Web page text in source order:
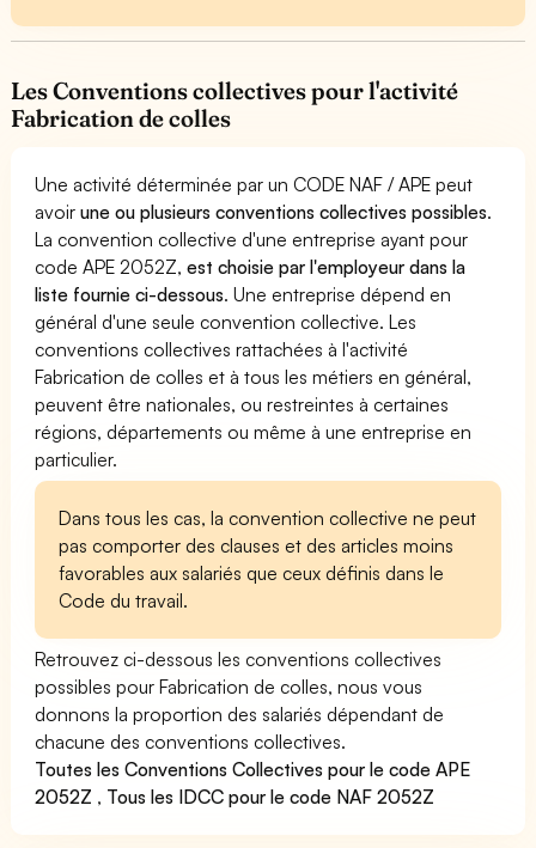
Les Conventions collectives pour l'activité
Fabrication de colles
Une activité déterminée par un CODE NAF / APE peut
avoirune ou plusieurs conventions collectives possibles.
La convention collective d'une entreprise ayant pour
code APE 2052Z,est choisie par l'employeur dans la
liste fournie ci-dessous. Une entreprise dépend en
général d'une seule convention collective. Les
conventions collectives rattachées à l'activité
Fabrication de colles et à tous les métiers en général,
peuvent être nationales, ou restreintes à certaines
régions, départements ou même à une entreprise en
particulier.
Dans tous les cas, la convention collective ne peut
pas comporter des clauses et des articles moins
favorables aux salariés que ceux définis dans le
Code du travail.
Retrouvez ci-dessous les conventions collectives
possibles pour Fabrication de colles, nous vous
donnons la proportion des salariés dépendant de
chacune des conventions collectives.
Toutes les Conventions Collectives pour le code APE
2052Z , Tous les IDCC pour le code NAF 2052Z